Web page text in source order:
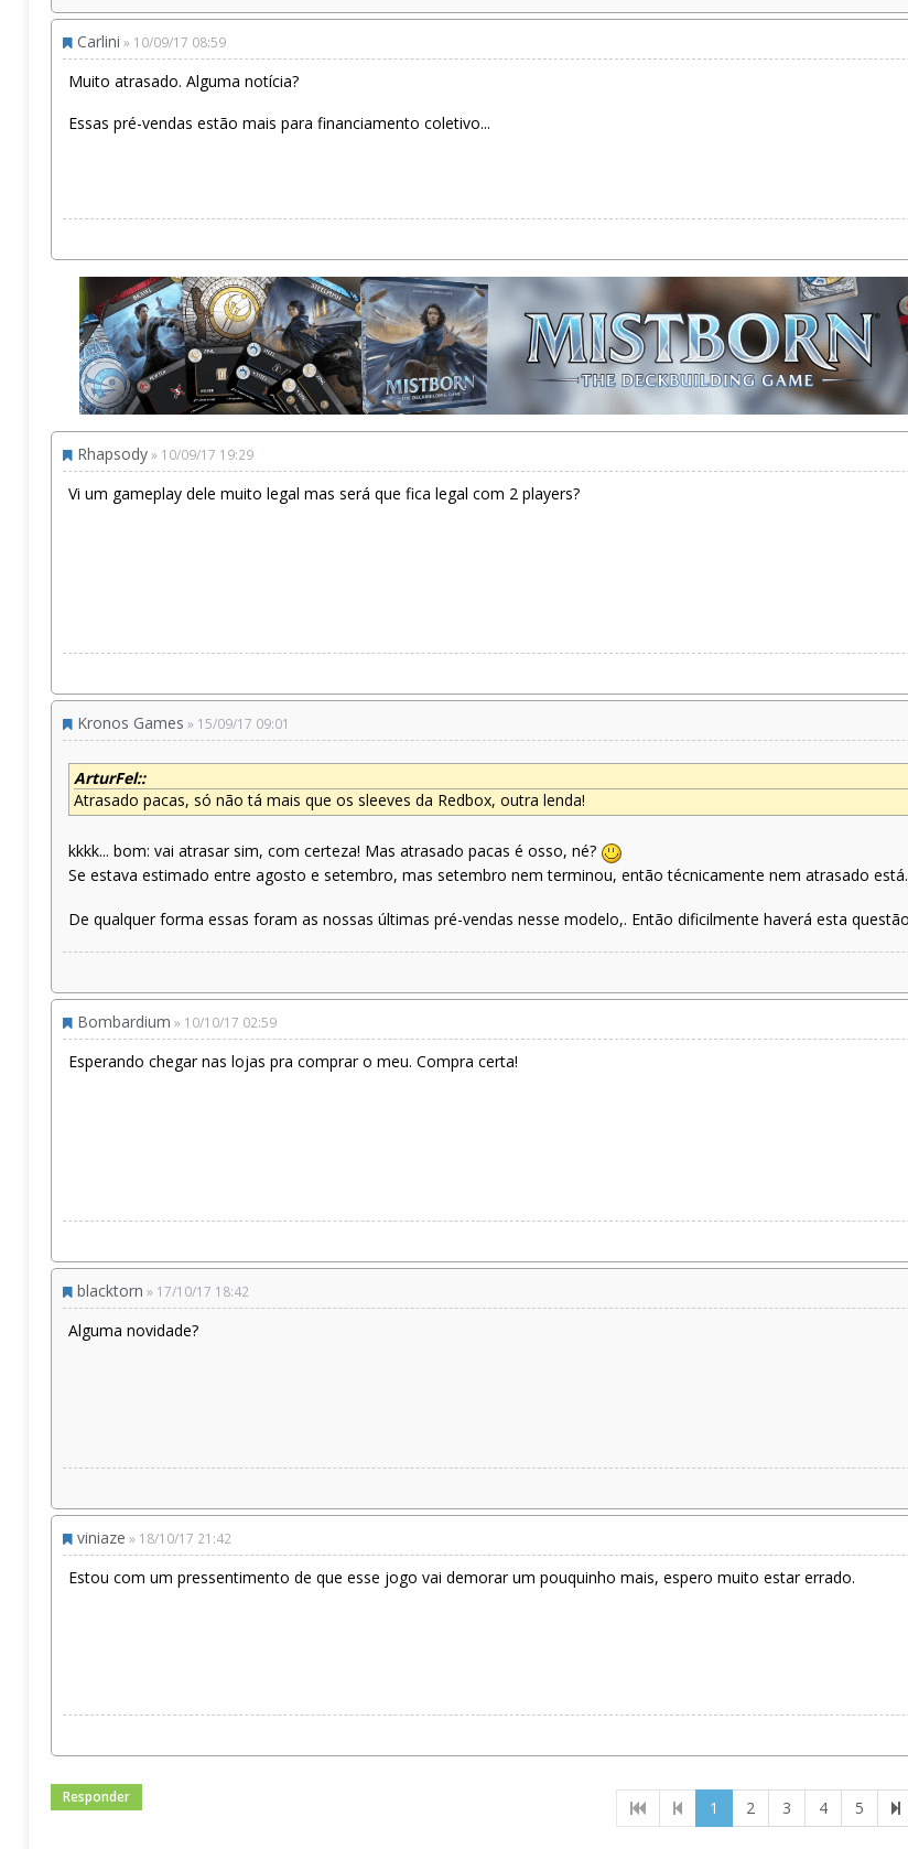
Carlini » 10/09/17 08:59
Muito atrasado. Alguma notícia?
Essas pré-vendas estão mais para financiamento coletivo...
Rhapsody» 10/09/17 19:29
Vi um gameplay dele muito legal mas será que fica legal com 2 players?
Kronos Games » 15/09/17 09:01
ArturFel::
Atrasado pacas, só não tá mais que os sleeves da Redbox, outra lenda!
kkkk... bom: vai atrasar sim, com certeza! Mas atrasado pacas é osso, né?
Se estava estimado entre agosto e setembro, mas setembro nem terminou, então técnicamente nem atrasado
De qualquer forma essas foram as nossas últimas pré-vendas nesse modelo,. Então dificilmente haverá esta
Bombardium » 10/10/17 02:59
Esperando chegar nas lojas pra comprar o meu. Compra certa!
blacktorn » 17/10/17 18:42
Alguma novidade?
viniaze » 18/10/17 21:42
Estou com um pressentimento de que esse jogo vai demorar um pouquinho mais, espero muito estar errado.
Responder
1 (current)
2 3 4 5